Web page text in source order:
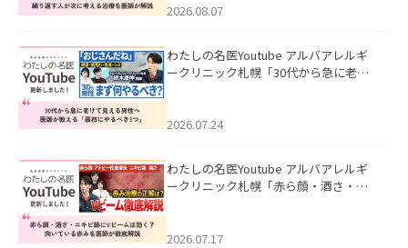
ました。
2026.08.07
わたしの名医Youtube アルバアレルギ
ークリニック札幌「30代から急に老け
た。
2026.07.24
わたしの名医Youtube アルバアレルギ
ークリニック札幌「赤ら顔・酒さ・ニ
した。
2026.07.17